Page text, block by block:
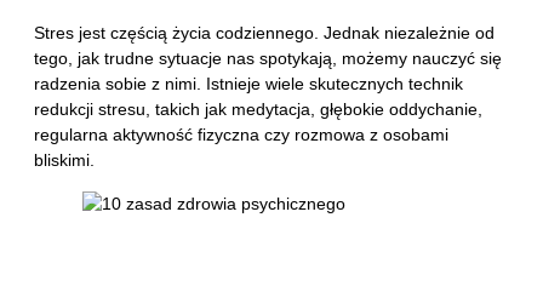
Stres jest częścią życia codziennego. Jednak niezależnie od
tego, jak trudne sytuacje nas spotykają, możemy nauczyć się
radzenia sobie z nimi. Istnieje wiele skutecznych technik
redukcji stresu, takich jak medytacja, głębokie oddychanie,
regularna aktywność fizyczna czy rozmowa z osobami
bliskimi.